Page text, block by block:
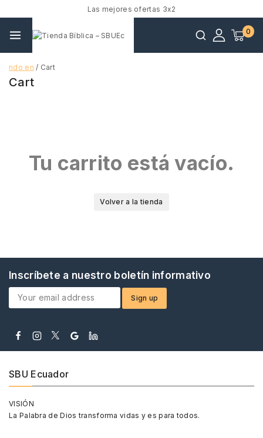
Las mejores ofertas 3x2
0
ndo en / Cart
Cart
Tu carrito está vacío.
Volver a la tienda
Inscríbete a nuestro boletín informativo
SBU Ecuador
VISIÓN
La Palabra de Dios transforma vidas y es para todos.